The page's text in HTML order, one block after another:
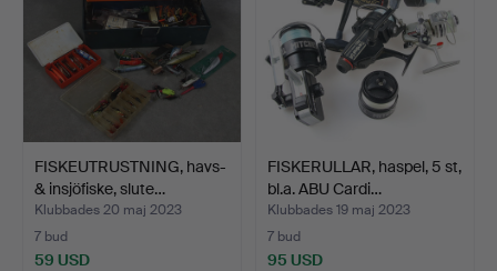
FISKEUTRUSTNING, havs-
& insjöfiske, slute…
Klubbades 20 maj 2023
7 bud
59 USD
FISKERULLAR, haspel, 5 st,
bl.a. ABU Cardi…
Klubbades 19 maj 2023
7 bud
95 USD